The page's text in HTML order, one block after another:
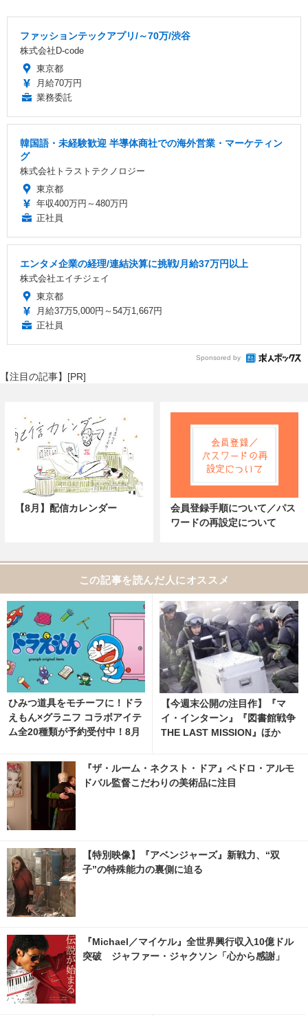
ファッションテックアプリ/～70万/渋谷
株式会社D-code
東京都
月給70万円
業務委託
韓国語・未経験歓迎 半導体商社での海外営業・マーケティン
グ
株式会社トラストテクノロジー
東京都
年収400万円～480万円
正社員
エンタメ企業の経理/連結決算に挑戦/月給37万円以上
株式会社エイチジェイ
東京都
月給37万5,000円～54万1,667円
正社員
Sponsored by
【注目の記事】[PR]
【8月】配信カレンダー
会員登録手順について／パス
ワードの再設定について
この記事を読んだ人にオススメ
ひみつ道具をモチーフに！ドラ
えもん×グラニフ コラボアイテ
ム全20種類が予約受付中！8月
【今週末公開の注目作】『マ
イ・インターン』『図書館戦争
THE LAST MISSION』ほか
『ザ・ルーム・ネクスト・ドア』ペドロ・アルモ
ドバル監督こだわりの美術品に注目
【特別映像】『アベンジャーズ』新戦力、“双
子”の特殊能力の裏側に迫る
『Michael／マイケル』全世界興行収入10億ドル
突破 ジャファー・ジャクソン「心から感謝」